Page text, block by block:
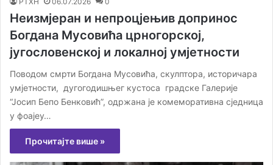
Неизмјеран и непроцјењив допринос
Богдана Мусовића црногорској,
југословенској и локалној умјетности
Поводом смрти Богдана Мусовића, скулптора, историчара
умјетности, дугогодишњег кустоса градске Галерије
“Јосип Бепо Бенковић”, одржана је комеморативна сједница
у фоајеу…
Прочитајте више »